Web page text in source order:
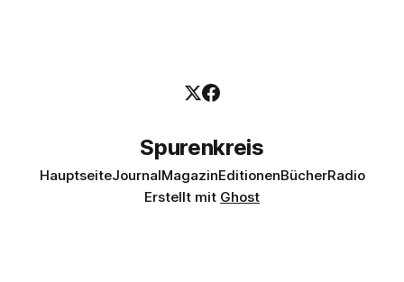
Spurenkreis
HauptseiteJournalMagazinEditionenBücherRadio
Erstellt mit Ghost